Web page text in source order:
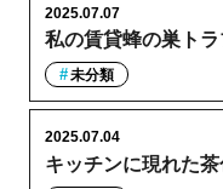
私の賃貸蜂の巣ト
2025.07.07
未分類
キッチンに現れた
2025.07.04